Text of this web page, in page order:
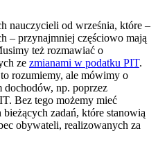
nauczycieli od września, które –
– przynajmniej częściowo mają
też rozmawiać o
ze zmianami w podatku PIT.
rozumiemy, ale mówimy o
dochodów, np. poprzez
Bez tego możemy mieć
zadań, które stanowią
obywateli, realizowanych za